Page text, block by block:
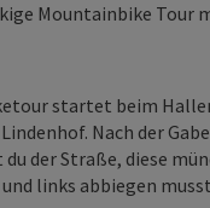
Mountainbike
startet beim
Nach der
der Straße, diese
links abbiegen